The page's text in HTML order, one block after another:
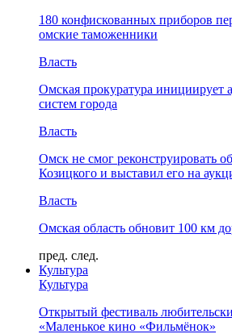
180 конфискованных приборов
омские таможенники
Власть
Омская прокуратура инициирует
систем города
Власть
Омск не смог реконструировать
Козицкого и выставил его на
Власть
Омская область обновит 100 км
пред. след.
Культура
Культура
Открытый фестиваль
«Маленькое кино «Фильмёнок»